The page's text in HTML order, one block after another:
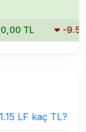
0,00 TL -
1.15 LF kaç TL?